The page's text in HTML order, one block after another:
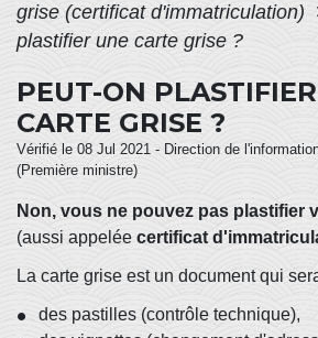
grise (certificat d'immatriculation)
plastifier une carte grise ?
PEUT-ON
CARTE GRISE ?
Vérifié le 08 Jul 2021 - Direction de
(Première ministre)
Non, vous ne pouvez pas plastifier
(aussi appelée certificat
La carte grise est un document qui
des pastilles (contrôle technique),